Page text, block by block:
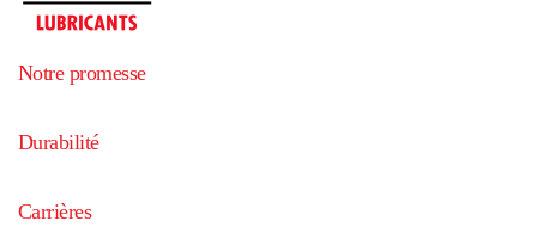
Notre promesse
Durabilité
Carrières